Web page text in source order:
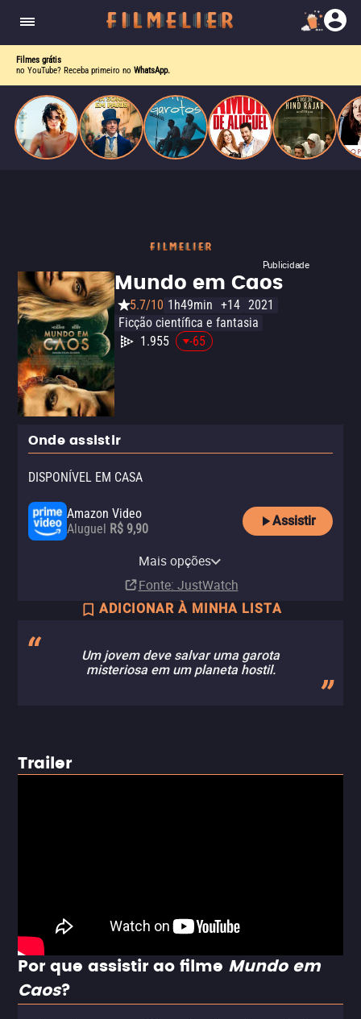
Filmes grátis
no YouTube? Receba primeiro no WhatsApp.
Publicidade
Mundo em Caos
5.7/10 1h49min +14 2021
Ficção científica e fantasia
1.955
-65
Onde assistir
DISPONÍVEL EM CASA
Amazon Video
Aluguel R$ 9,90
Assistir
R$ 9,90
R$ 6,90Mais opções
Fonte: JustWatch
ADICIONAR À MINHA LISTA
Um jovem deve salvar uma garota
misteriosa em um planeta hostil.
Trailer
Por que assistir ao filme Mundo em
Caos?
escrevia e a vida real começa a desaparecer.